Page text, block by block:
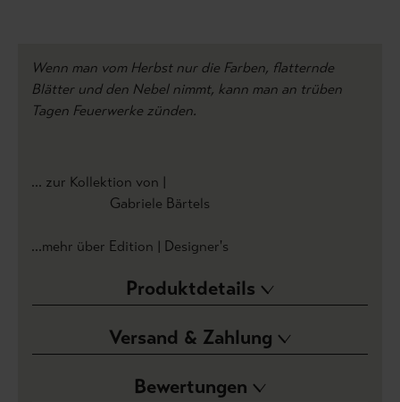
Wenn man vom Herbst nur die Farben, flatternde
Blätter und den Nebel nimmt, kann man an trüben
Tagen Feuerwerke zünden.
... zur Kollektion von |
Gabriele Bärtels
...mehr über Edition | Designer's
Produktdetails
Versand & Zahlung
Bewertungen